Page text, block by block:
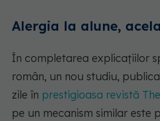
Alergia la alune,
În completarea explicațiilor
român, un nou studiu,
zile în prestigioasa revistă
pe un mecanism similar este